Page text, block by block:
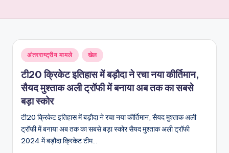
और
विश्व
Posted
in
अंतरराष्ट्रीय मामले खेल
टी20 क्रिकेट इतिहास में बड़ौदा ने रचा नया कीर्तिमान,
सैयद मुश्ताक अली ट्रॉफी में बनाया अब तक का सबसे
बड़ा स्कोर
टी20 क्रिकेट इतिहास में बड़ौदा ने रचा नया कीर्तिमान, सैयद मुश्ताक अली
ट्रॉफी में बनाया अब तक का सबसे बड़ा स्कोर सैयद मुश्ताक अली ट्रॉफी
2024 में बड़ौदा क्रिकेट टीम…